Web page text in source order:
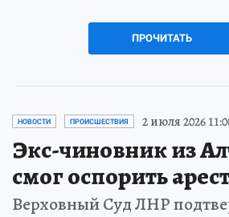
ПРОЧИТАТЬ
НОВОСТИ ПРОИСШЕСТВИЯ 2 июля 2026
Экс-чиновник из
смог оспорить
Верховный Суд ЛНР